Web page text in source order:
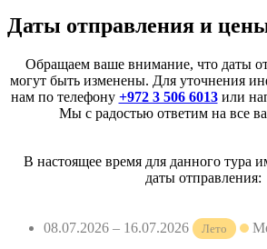
Даты отправления и
Обращаем ваше внимание, что даты
могут быть изменены. Для уточнения
нам по телефону +972 3 506 6013или
Мы с радостью ответим на все
В настоящее время для данного тура
даты отправления:
08.07.2026 – 16.07.2026 Лето